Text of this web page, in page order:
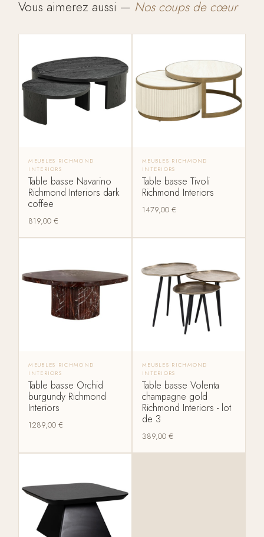
Vous aimerez aussi — Nos coups de cœur
MEUBLES RICHMOND
INTERIORS
Table basse Navarino
Richmond Interiors dark
coffee
819,00€
MEUBLES RICHMOND
INTERIORS
Table basse Tivoli
Richmond Interiors
1479,00 €
MEUBLES RICHMOND
INTERIORS
Table basse Orchid
burgundy Richmond
Interiors
1289,00€
MEUBLES RICHMOND
INTERIORS
Table basse Volenta
champagne gold
Richmond Interiors - lot
de 3
389,00 €